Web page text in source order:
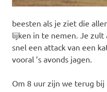
beesten als je ziet die
lijken in te nemen. Je
snel een attack van een
vooral ’s avonds jagen.
Om 8 uur zijn we terug